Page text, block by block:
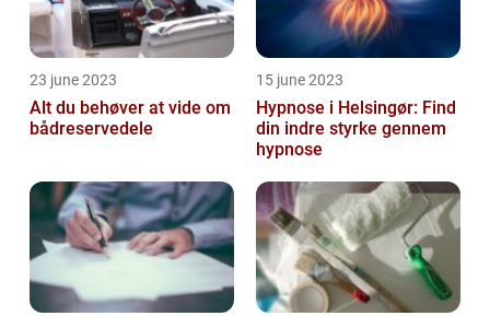
23 june 2023
Alt du behøver at vide om
bådreservedele
15 june 2023
Hypnose i Helsingør: Find
din indre styrke gennem
hypnose